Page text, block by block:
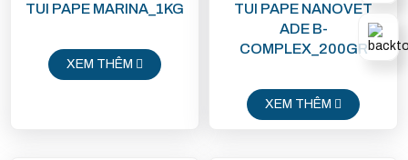
TUI PAPE MARINA_1KG
XEM THÊM
TUI PAPE NANOVET
ADE B-
COMPLEX_200GR
XEM THÊM